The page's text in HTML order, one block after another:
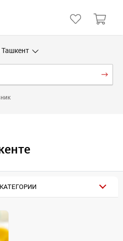
Ташкент